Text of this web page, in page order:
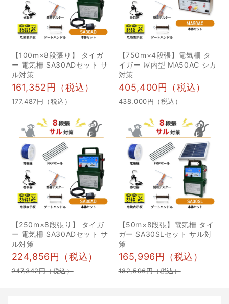
た捕獲方法 1最適なエサ
の選び方 2罠の設置場
所・設置時期を見極める
3捕獲後のアライグマの扱
い方 6捕獲や飼育は法律
違反？アライグマに関す
る法規定 1鳥獣保護管理
法と特定外来生物法の概
要 2駆除許可申請の流れ
と注意点 7アライグマ駆
除における失敗例と改善
策 1エサや罠の選択ミス 2
逃げられやすい設置環境
8プロの駆除業者に依頼す
るメリット 1安全かつ確
フターケアと再発防止計
画 10自治体の捕獲事業や
サポートを活用する 1捕
獲器の貸し出しや補助金
【100m×8段張り】 タイガ
ー 電気柵 SA30ADセット サ
ル対策
161,352円（税込）
177,487円（税込）
【750m×4段張】電気柵 タ
イガー 屋内型 MA50AC シカ
対策
405,400円（税込）
438,000円（税込）
【250m×8段張り】 タイガ
ー 電気柵 SA30ADセット サ
ル対策
224,856円（税込）
247,342円（税込）
【50m×8段張】電気柵 タイ
ガー SA30SLセット サル対
策
165,996円（税込）
182,596円（税込）